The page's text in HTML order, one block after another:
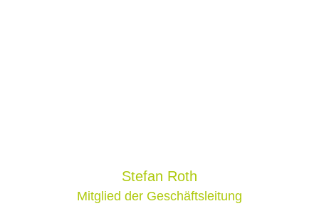
Stefan Roth
Mitglied der Geschäftsleitung